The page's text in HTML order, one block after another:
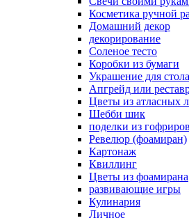
Косметика ручной
Домашний декор
декорирование
Соленое тесто
Коробки из бумаги
Украшение для стола
Апгрейд или
Цветы из атласных
Шебби шик
поделки из
Ревелюр (фоамиран)
Картонаж
Квиллинг
Цветы из фоамирана
развивающие игры
Кулинария
Личное